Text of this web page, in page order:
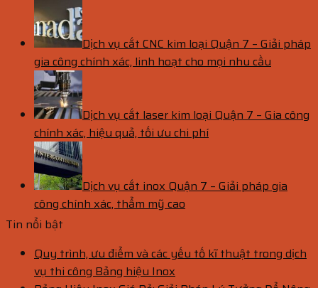
Dịch vụ cắt CNC kim loại Quận 7 – Giải pháp
gia công chính xác, linh hoạt cho mọi nhu cầu
Dịch vụ cắt laser kim loại Quận 7 – Gia công
chính xác, hiệu quả, tối ưu chi phí
Dịch vụ cắt inox Quận 7 – Giải pháp gia
công chính xác, thẩm mỹ cao
Tin nổi bật
Quy trình, ưu điểm và các yếu tố kĩ thuật trong dịch
vụ thi công Bảng hiệu Inox